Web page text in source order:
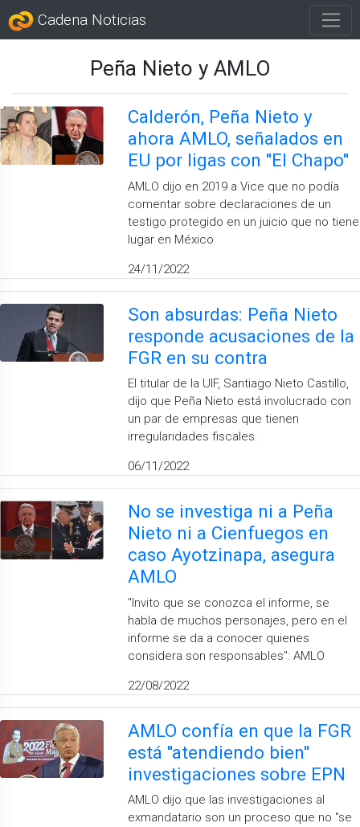
Cadena Noticias
Peña Nieto y AMLO
Calderón, Peña Nieto y
ahora AMLO, señalados en
EU por ligas con ''El Chapo''
AMLO dijo en 2019 a Vice que no podía
comentar sobre declaraciones de un
testigo protegido en un juicio que no tiene
lugar en México
24/11/2022
Son absurdas: Peña Nieto
responde acusaciones de la
FGR en su contra
El titular de la UIF, Santiago Nieto Castillo,
dijo que Peña Nieto está involucrado con
un par de empresas que tienen
irregularidades fiscales.
06/11/2022
No se investiga ni a Peña
Nieto ni a Cienfuegos en
caso Ayotzinapa, asegura
AMLO
''Invito que se conozca el informe, se
habla de muchos personajes, pero en el
informe se da a conocer quienes
considera son responsables'': AMLO
22/08/2022
AMLO confía en que la FGR
está ''atendiendo bien''
investigaciones sobre EPN
AMLO dijo que las investigaciones al
exmandatario son un proceso que no ''se